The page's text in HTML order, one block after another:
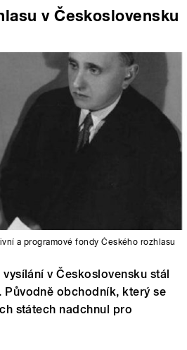
v Československu
a programové fondy Českého rozhlasu
v Československu stál
Původně obchodník, který se
státech nadchnul pro